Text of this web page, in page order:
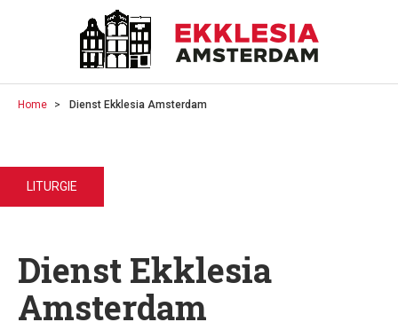
Home Dienst Ekklesia Amsterdam
LITURGIE
Dienst Ekklesia
Amsterdam